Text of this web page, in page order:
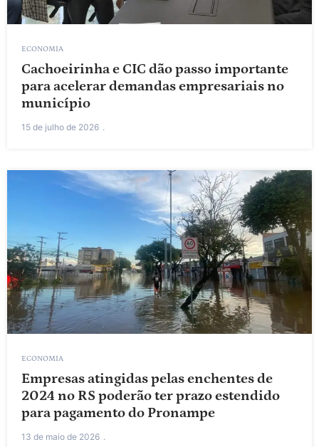
ECONOMIA
Cachoeirinha e CIC dão passo importante
para acelerar demandas empresariais no
município
15 de julho de 2026
ECONOMIA
Empresas atingidas pelas enchentes de
2024 no RS poderão ter prazo estendido
para pagamento do Pronampe
13 de maio de 2026